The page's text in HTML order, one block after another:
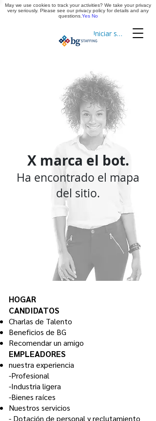
Iniciar sesión
Cronometraje
Aplica ya
X marca el bot.
Ha encontrado el mapa
del sitio.
HOGAR
CANDIDATOS
Charlas de Talento
Beneficios de BG
Recomendar un amigo
EMPLEADORES
nuestra experiencia
-Profesional
-Industria ligera
-Bienes raíces
Nuestros servicios
- Dotación de personal y reclutamiento
May we use cookies to track your activities? We take your privacy
very seriously. Please see our privacy policy for details and any
questions. Yes No